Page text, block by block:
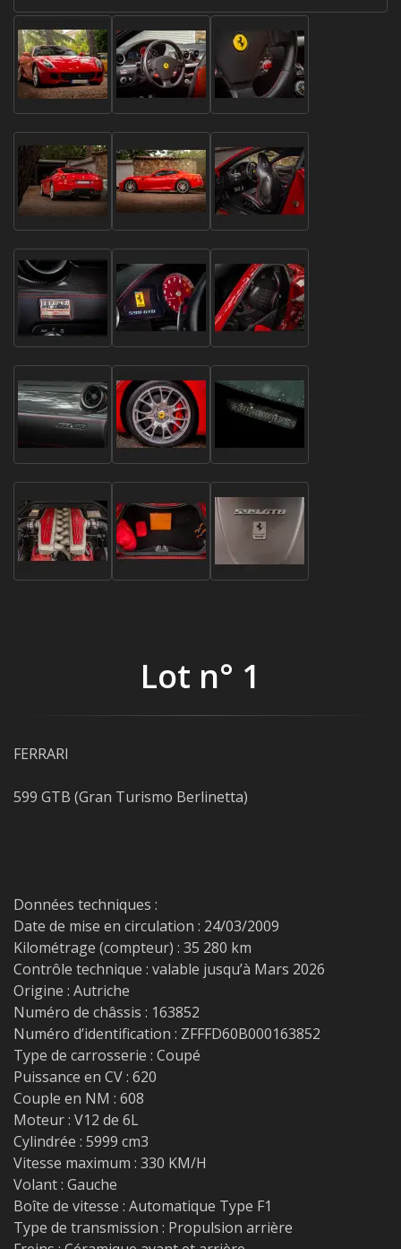
Lot n° 1
FERRARI
599 GTB (Gran Turismo Berlinetta)
Données techniques :
Date de mise en circulation : 24/03/2009
Kilométrage (compteur) : 35 280 km
Contrôle technique : valable jusqu’à Mars 2026
Origine : Autriche
Numéro de châssis : 163852
Numéro d’identification : ZFFFD60B000163852
Type de carrosserie : Coupé
Puissance en CV : 620
Couple en NM : 608
Moteur : V12 de 6L
Cylindrée : 5999 cm3
Vitesse maximum : 330 KM/H
Volant : Gauche
Boîte de vitesse : Automatique Type F1
Type de transmission : Propulsion arrière